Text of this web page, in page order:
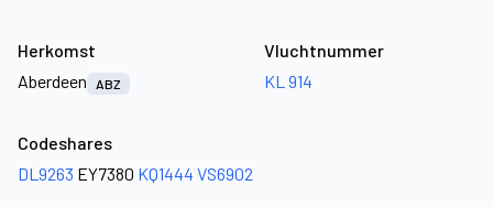
Herkomst
Aberdeen
ABZ
Vluchtnummer
KL 914
Codeshares
DL9263 EY7380 KQ1444 VS6902